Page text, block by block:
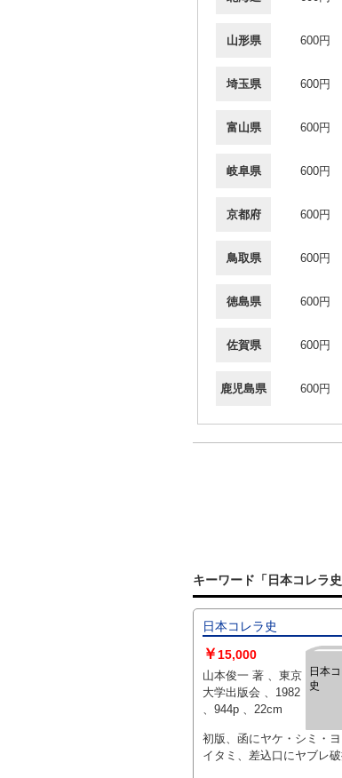
山形県 600円
埼玉県 600円
富山県 600円
岐阜県 600円
京都府 600円
鳥取県 600円
徳島県 600円
佐賀県 600円
鹿児島県 600円
キーワード「日本コレラ
日本コレラ史
日本
史
￥ 15,000
山本俊一 著 、東京
大学出版会 、1982
、944p 、22cm
初版、函にヤケ・シミ・ヨ
イタミ、差込口にヤブレ